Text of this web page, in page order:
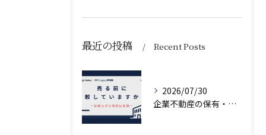
最近の投稿 Recent Posts
2026/07/30
企業不動産の保有・活用・売却・組み換えをどう比較するか｜CRE戦略の8つの評価軸